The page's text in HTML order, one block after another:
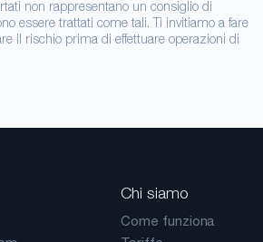
non rappresentano un consiglio di
essere trattati come tali. Ti invitiamo a fare
il rischio prima di effettuare operazioni di
Chi siamo
Come funziona